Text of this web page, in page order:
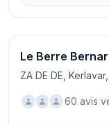
Le Berre
ZA DE DE,
60 avis